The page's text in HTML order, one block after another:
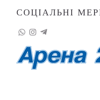
СОЦІАЛЬНІ